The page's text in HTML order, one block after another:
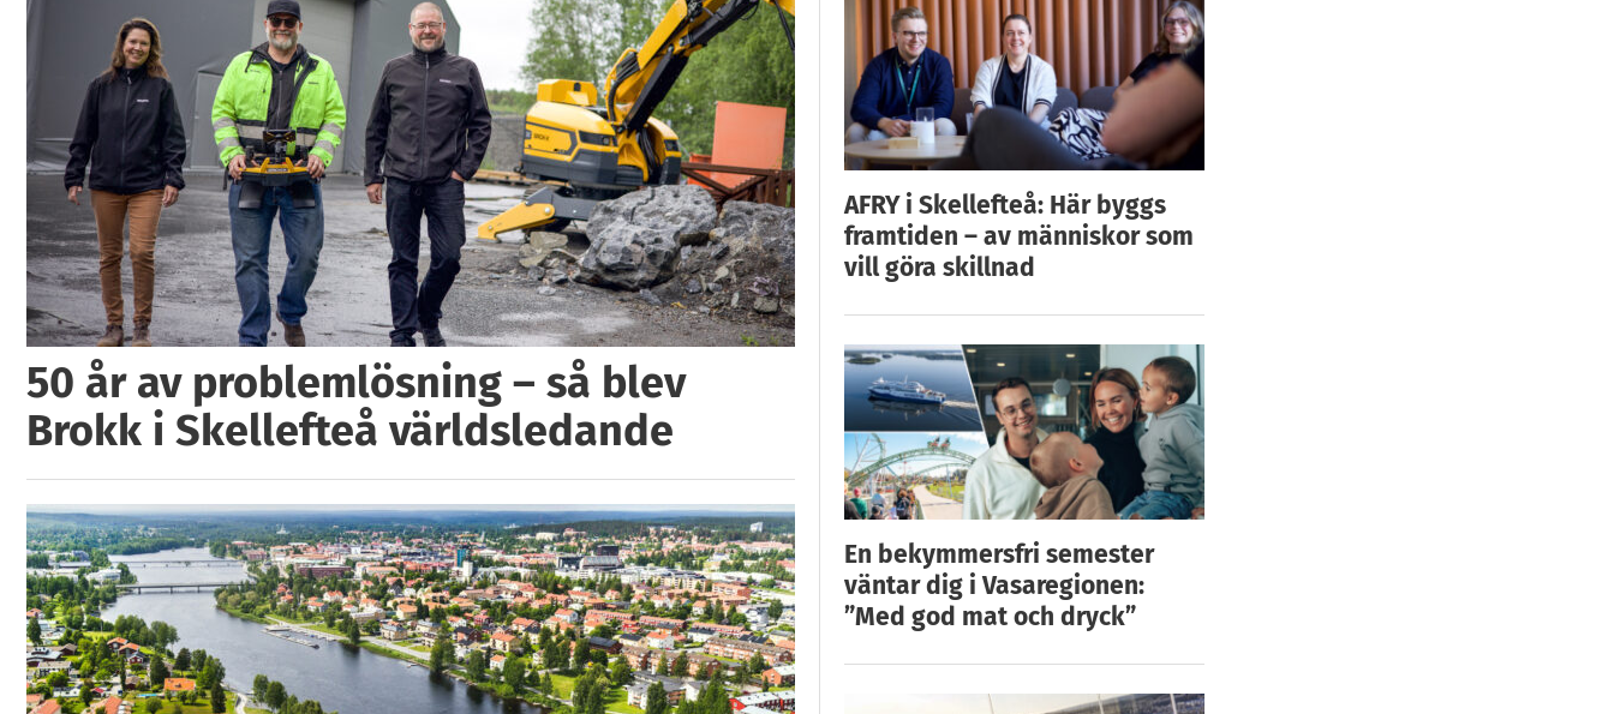
50 år av problemlösning – så blev
Brokk i Skellefteå världsledande
AFRY i Skellefteå: Här byggs
framtiden – av människor som
vill göra skillnad
En bekymmersfri semester
väntar dig i Vasaregionen:
”Med god mat och dryck”